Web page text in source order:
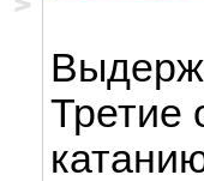
Третие